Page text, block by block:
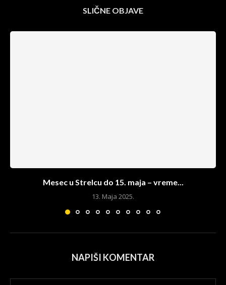
SLIČNE OBJAVE
Mesec u Strelcu do 15. maja – vreme...
13. Maja 2025.
NAPIŠI KOMENTAR